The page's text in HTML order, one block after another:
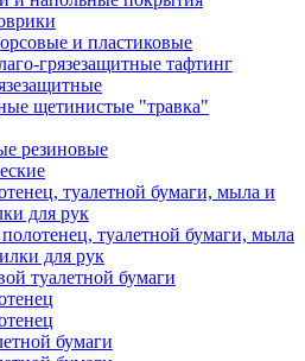
и пластиковые
грязезащитные тафтинг
щетинистые "травка"
резиновые
туалетной бумаги, мыла и
для рук
туалетной бумаги, мыла
для рук
туалетной бумаги
бумаги